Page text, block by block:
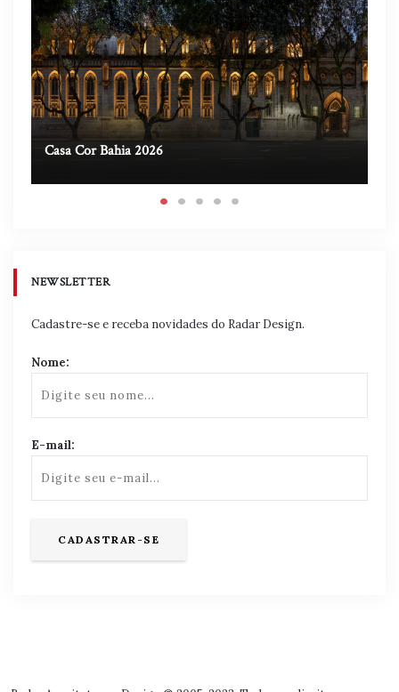
Casa Cor Bahia 2026
NEWSLETTER
Cadastre-se e receba novidades do Radar Design.
Nome:
E-mail: